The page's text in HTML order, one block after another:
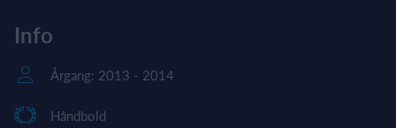
Info
Årgang: 2013 - 2014
Håndbold